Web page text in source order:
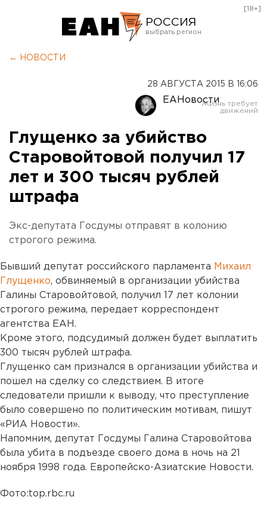
РОССИЯ
Оренбург
[18+]
← НОВОСТИ
28 АВГУСТА 2015 В 16:06
ЕАНовости
Глущенко за убийство
Старовойтовой получил 17
лет и 300 тысяч рублей
штрафа
Экс-депутата Госдумы отправят в колонию
строгого режима.
Бывший депутат российского парламента Михаил
Глущенко, обвиняемый в организации убийства
Галины Старовойтовой, получил 17 лет колонии
строгого режима, передает корреспондент
агентства ЕАН.
Кроме этого, подсудимый должен будет выплатить
300 тысяч рублей штрафа.
Глущенко сам признался в организации убийства и
пошел на сделку со следствием. В итоге
следователи пришли к выводу, что преступление
было совершено по политическим мотивам, пишут
«РИА Новости».
Напомним, депутат Госдумы Галина Старовойтова
была убита в подъезде своего дома в ночь на 21
ноября 1998 года. Европейско-Азиатские Новости.
Фото:top.rbc.ru